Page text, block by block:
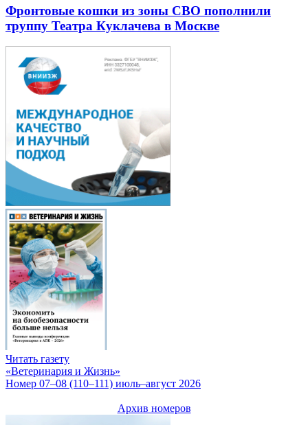
Фронтовые кошки из зоны СВО пополнили
труппу Театра Куклачева в Москве
Читать газету
«Ветеринария и Жизнь»
Номер 07–08 (110–111) июль–август 2026
Архив номеров